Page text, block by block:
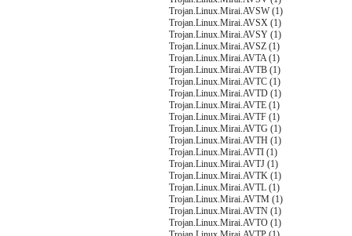
Trojan.Linux.Mirai.AVSW (1)
Trojan.Linux.Mirai.AVSX (1)
Trojan.Linux.Mirai.AVSY (1)
Trojan.Linux.Mirai.AVSZ (1)
Trojan.Linux.Mirai.AVTA (1)
Trojan.Linux.Mirai.AVTB (1)
Trojan.Linux.Mirai.AVTC (1)
Trojan.Linux.Mirai.AVTD (1)
Trojan.Linux.Mirai.AVTE (1)
Trojan.Linux.Mirai.AVTF (1)
Trojan.Linux.Mirai.AVTG (1)
Trojan.Linux.Mirai.AVTH (1)
Trojan.Linux.Mirai.AVTI (1)
Trojan.Linux.Mirai.AVTJ (1)
Trojan.Linux.Mirai.AVTK (1)
Trojan.Linux.Mirai.AVTL (1)
Trojan.Linux.Mirai.AVTM (1)
Trojan.Linux.Mirai.AVTN (1)
Trojan.Linux.Mirai.AVTO (1)